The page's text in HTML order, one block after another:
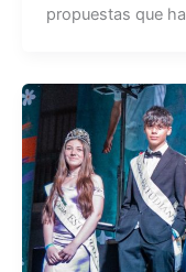
propuestas que ha